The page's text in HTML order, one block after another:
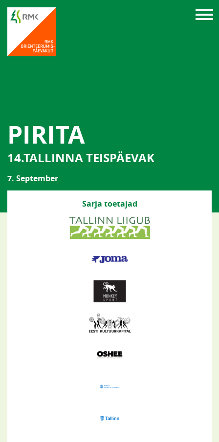
PIRITA
14.TALLINNA TEISPÄEVAK
7. September
Sarja toetajad